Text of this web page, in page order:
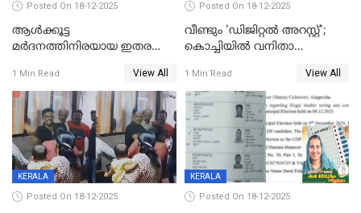
Posted On 18-12-2025
ആൾക്കൂട്ട
മർദനത്തിനിരയായ ഇതര
നടുക്കുന്ന സംഭവം
വാളയാറിൽ
1 Min Read View All
Posted On 18-12-2025
വീണ്ടും 'ഡിജിറ്റല്‍ അറസ്റ്റ്';
കൊച്ചിയില്‍ വനിതാ
കോടി രൂപ
1 Min Read View All
KERALA
Posted On 18-12-2025
KERALA
Posted On 18-12-2025